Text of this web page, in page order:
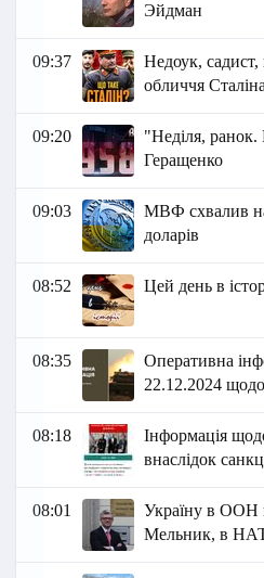
Эйдман
09:37
Недоук,
обличчя
09:20
"Неділя,
Геращенко
09:03
МВФ схвалив
доларів
08:52 Цей день в
08:35
Оперативна
22.12.2024
08:18
Інформація
внаслідок
08:01
Україну в ООН
Мельник, в